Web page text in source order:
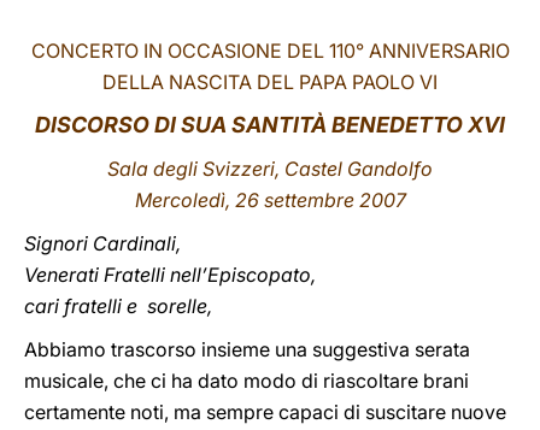
中文
LATINE
CONCERTO IN OCCASIONE DEL 110° ANNIVERSARIO
DELLA NASCITA DEL PAPA PAOLO VI
DISCORSO DI SUA SANTITÀ BENEDETTO XVI
Sala degli Svizzeri, Castel Gandolfo
Mercoledì, 26 settembre 2007
Signori Cardinali,
Venerati Fratelli nell’Episcopato,
cari fratelli e sorelle,
Abbiamo trascorso insieme una suggestiva serata
musicale, che ci ha dato modo di riascoltare brani
certamente noti, ma sempre capaci di suscitare nuove